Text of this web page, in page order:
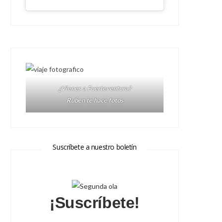
¿Vienes a Fuerteventura?
Ruben te hace fotos
Suscríbete a nuestro boletín
¡Suscríbete!